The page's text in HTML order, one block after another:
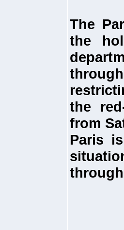
The
the
the
from
Paris